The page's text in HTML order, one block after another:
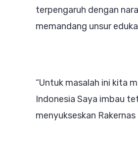
terpengaruh dengan
memandang unsur
“Untuk masalah ini kita
Indonesia Saya imbau
menyukseskan